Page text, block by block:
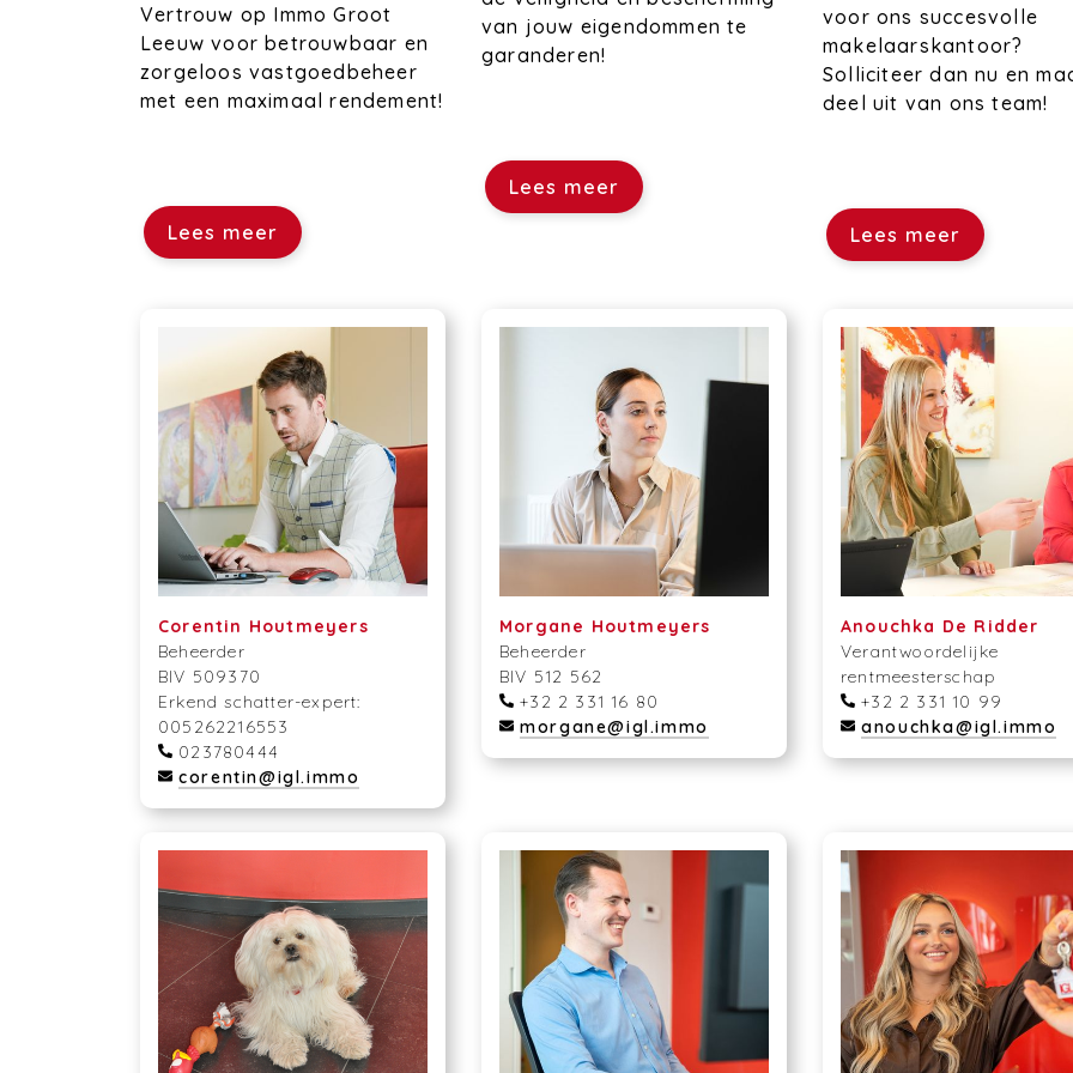
Vertrouw op Immo Groot
Leeuw voor betrouwbaar en
zorgeloos vastgoedbeheer
met een maximaal rendement!
Lees meer
van jouw eigendommen te
garanderen!
Lees meer
voor ons succesvolle
makelaarskantoor?
Solliciteer dan nu en
deel uit van ons team!
Lees meer
Corentin Houtmeyers
Beheerder
BIV 509370
Erkend schatter-expert:
005262216553
023780444
corentin@igl.immo
Morgane Houtmeyers
Beheerder
BIV 512 562
+32 2 331 16 80
morgane@igl.immo
Anouchka De Ridder
Verantwoordelijke
rentmeesterschap
+32 2 331 10 99
anouchka@igl.immo